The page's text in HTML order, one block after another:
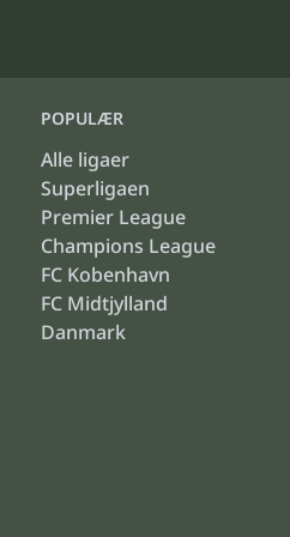
POPULÆR
Alle ligaer
Superligaen
Premier League
Champions League
FC Kobenhavn
FC Midtjylland
Danmark